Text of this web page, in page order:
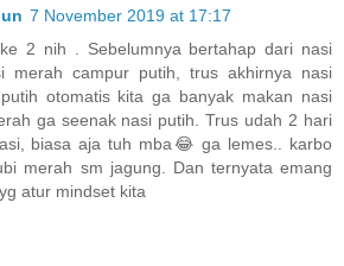
7 November 2019 at 17:17
2 nih . Sebelumnya bertahap dari nasi
merah campur putih, trus akhirnya nasi
otomatis kita ga banyak makan nasi
ga seenak nasi putih. Trus udah 2 hari
biasa aja tuh mba😂 ga lemes.. karbo
merah sm jagung. Dan ternyata emang
atur mindset kita